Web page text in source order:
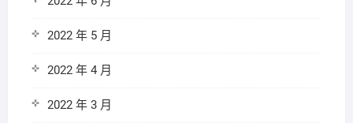
2022 年 5 月
2022 年 4 月
2022 年 3 月